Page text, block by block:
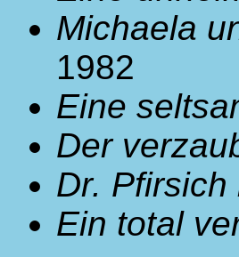
Michaela
1982
Eine
Der
Dr.
Ein total